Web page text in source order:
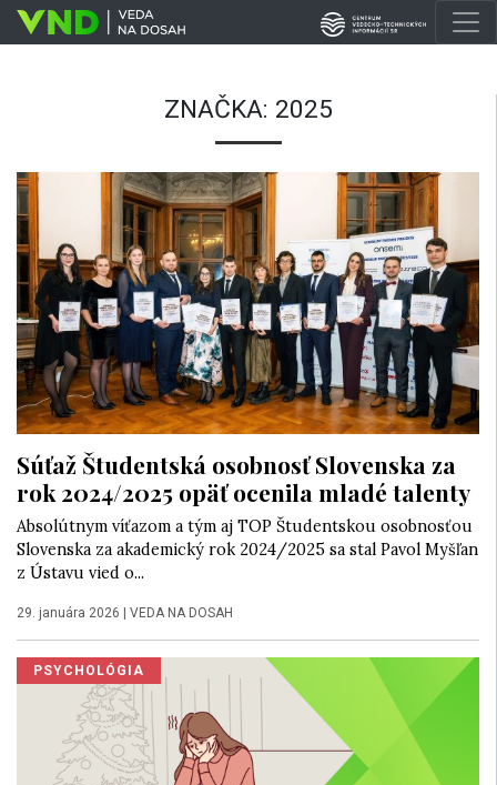
ZNAČKA: 2025
Súťaž Študentská osobnosť Slovenska za
rok 2024/2025 opäť ocenila mladé talenty
Absolútnym víťazom a tým aj TOP Študentskou osobnosťou
Slovenska za akademický rok 2024/2025 sa stal Pavol Myšľan
z Ústavu vied o...
29. januára 2026 VEDA NA DOSAH
PSYCHOLÓGIA